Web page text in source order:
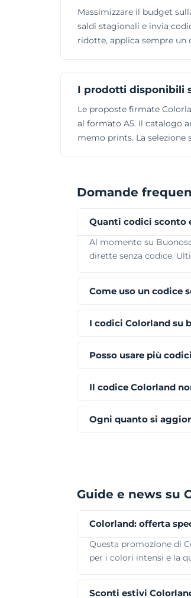
Massimizzare il budget
saldi stagionali e invia
ridotte, applica sempre un
I prodotti disponibili
Le proposte firmate
al formato A5. Il catalogo
memo prints. La selezione
Domande
Quanti codici sconto
Al momento su
dirette senza codice.
Come uso un codice
I codici Colorland su
Posso usare più
Il codice Colorland
Ogni quanto si
Guide e news su
Colorland: offerta
Questa promozione di
per i colori intensi e la
Sconti estivi